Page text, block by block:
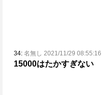
34: 名無し 2021/11/29 08:55:16
15000はたかすぎない